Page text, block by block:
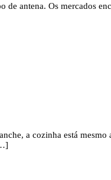
antena. Os mercados
a cozinha está